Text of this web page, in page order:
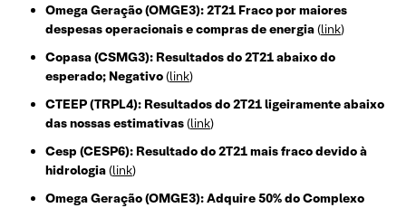
Omega Geração (OMGE3): 2T21 Fraco por maiores
despesas operacionais e compras de energia(link)
Copasa (CSMG3): Resultados do 2T21 abaixo do
esperado; Negativo(link)
CTEEP (TRPL4): Resultados do 2T21 ligeiramente abaixo
das nossas estimativas(link)
Cesp (CESP6): Resultado do 2T21 mais fraco devido à
hidrologia(link)
Omega Geração (OMGE3): Adquire 50% do Complexo